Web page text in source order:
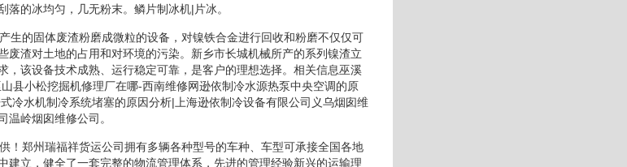
的冰均匀，几无粉末。鳞片制冰机|片冰。
生的固体废渣粉磨成微粒的设备，对镍铁合金进行回收和粉磨不仅仅可
废渣对土地的占用和对环境的污染。新乡市长城机械所产的系列镍渣立
，该设备技术成熟、运行稳定可靠，是客户的理想选择。相关信息巫溪
县小松挖掘机修理厂在哪-西南维修网逊依制冷水源热泵中央空调的原
冷水机制冷系统堵塞的原因分析|上海逊依制冷设备有限公司义乌烟囱维
温岭烟囱维修公司。
！郑州瑞福祥货运公司拥有多辆各种型号的车种、车型可承接全国各地
建立，健全了一套完整的物流管理体系，先进的管理经验新兴的运输理